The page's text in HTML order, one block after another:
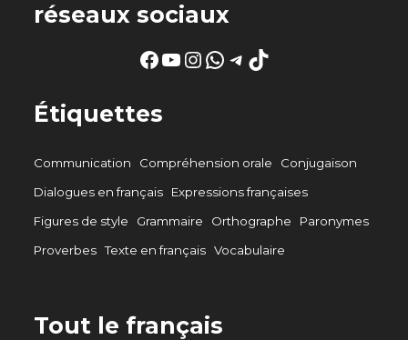
réseaux sociaux
Facebook
YouTube
Instagram
WhatsApp
Telegram
TikTok
Étiquettes
Communication Compréhension orale
Conjugaison
Dialogues en français
Expressions françaises
Figures de style
Grammaire Orthographe
Paronymes
Proverbes Texte en français Vocabulaire
Tout le français